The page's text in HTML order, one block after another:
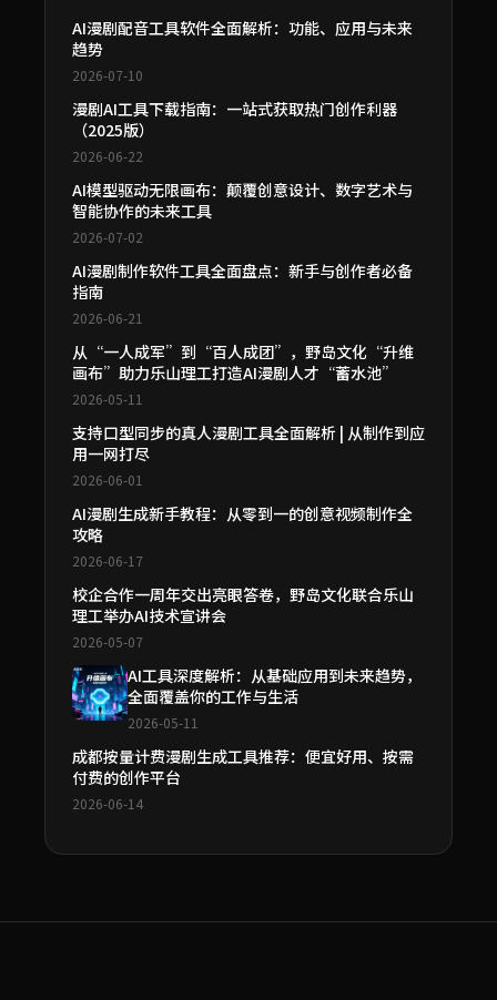
AI漫剧配音工具软件全面解析：功能、应用与未来
趋势
2026-07-10
漫剧AI工具下载指南：一站式获取热门创作利器
（2025版）
2026-06-22
AI模型驱动无限画布：颠覆创意设计、数字艺术与
智能协作的未来工具
2026-07-02
AI漫剧制作软件工具全面盘点：新手与创作者必备
指南
2026-06-21
从“一人成军”到“百人成团”，野岛文化“升维
画布”助力乐山理工打造AI漫剧人才“蓄水池”
2026-05-11
支持口型同步的真人漫剧工具全面解析 | 从制作到应
用一网打尽
2026-06-01
AI漫剧生成新手教程：从零到一的创意视频制作全
攻略
2026-06-17
校企合作一周年交出亮眼答卷，野岛文化联合乐山
理工举办AI技术宣讲会
2026-05-07
AI工具深度解析：从基础应用到未来趋势，
全面覆盖你的工作与生活
2026-05-11
成都按量计费漫剧生成工具推荐：便宜好用、按需
付费的创作平台
2026-06-14